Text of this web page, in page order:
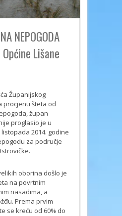
NEPOGODA
Lišane
Županijskog
procjenu šteta od
župan
proglasio je u
2014. godine
za područje
oborina došlo je
na povrtnim
nasadima, a
Prema prvim
se kreću od 60% do